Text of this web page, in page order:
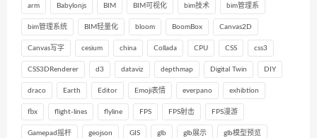
arm Babylonjs BIM BIM可视化 bim技术 bim管理系
bim管理系统 BIM轻量化 bloom BoomBox Canvas2D
Canvas写字 cesium china Collada CPU CSS css3
CSS3DRenderer d3 dataviz depthmap Digital Twin DIY
draco Earth Editor Emoji表情 everpano exhibtion
fbx flight-lines flyline FPS FPS射击 FPS漫游
Gamepad摇杆 geojson GIS glb glb展示 glb模型预览